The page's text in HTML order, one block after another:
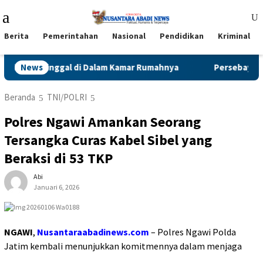
ke
Mobile
Berita Pemerintahan Nasional Pendidikan Kriminal
News di Dalam Kamar Rumahnya Persebaya
Beranda TNI/POLRI
Polres Ngawi Amankan Seorang
Tersangka Curas Kabel Sibel yang
Beraksi di 53 TKP
Abi
Januari 6, 2026
NGAWI, Nusantaraabadinews.com – Polres Ngawi Polda
Jatim kembali menunjukkan komitmennya dalam menjaga